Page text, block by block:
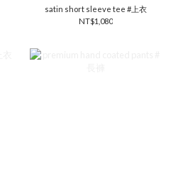
satin short sleeve tee #上衣
NT$1,080